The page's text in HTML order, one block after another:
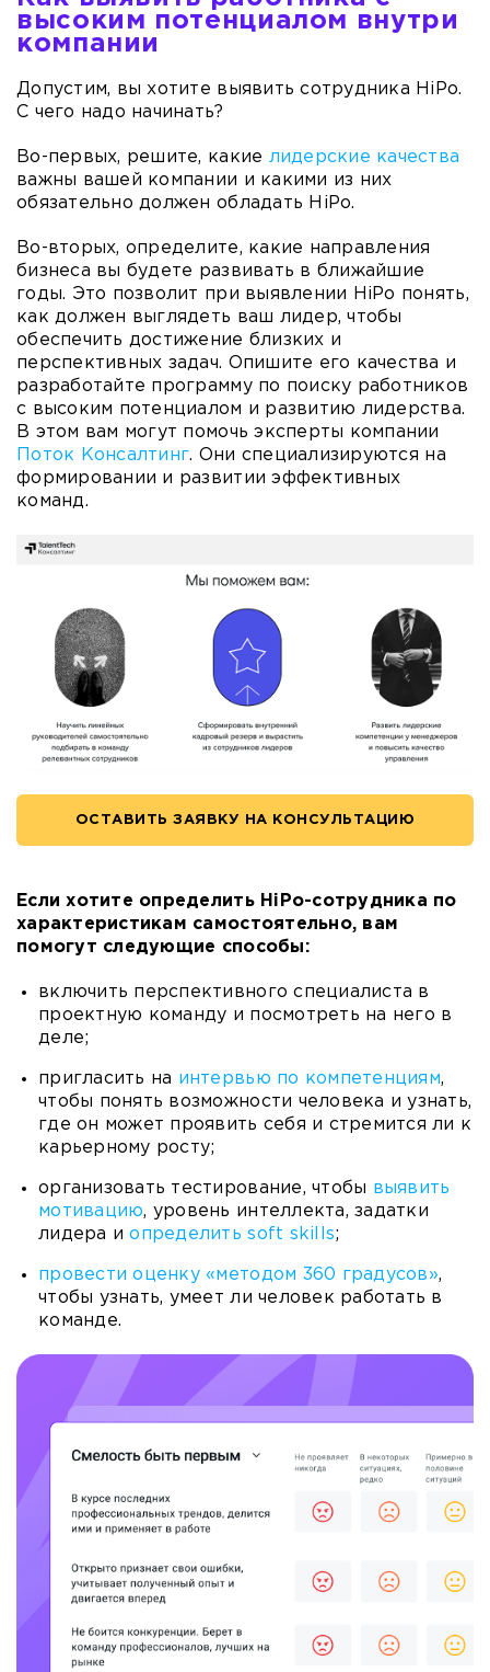
высоким потенциалом внутри
компании
Допустим, вы хотите выявить сотрудника HiPo.
С чего надо начинать?
Во-первых, решите, какие лидерские качества
важны вашей компании и какими из них
обязательно должен обладать HiPo.
Во-вторых, определите, какие направления
бизнеса вы будете развивать в ближайшие
годы. Это позволит при выявлении HiPo понять,
как должен выглядеть ваш лидер, чтобы
обеспечить достижение близких и
перспективных задач. Опишите его качества и
разработайте программу по поиску работников
с высоким потенциалом и развитию лидерства.
В этом вам могут помочь эксперты компании
Поток Консалтинг. Они специализируются на
формировании и развитии эффективных
команд.
ОСТАВИТЬ ЗАЯВКУ НА КОНСУЛЬТАЦИЮ
Если хотите определить HiPo-сотрудника по
характеристикам самостоятельно, вам
помогут следующие способы:
включить перспективного специалиста в
проектную команду и посмотреть на него в
деле;
пригласить на интервью по компетенциям,
чтобы понять возможности человека и узнать,
где он может проявить себя и стремится ли к
карьерному росту;
организовать тестирование, чтобы выявить
мотивацию, уровень интеллекта, задатки
лидера иопределить soft skills;
провести оценку «методом 360 градусов»,
чтобы узнать, умеет ли человек работать в
команде.